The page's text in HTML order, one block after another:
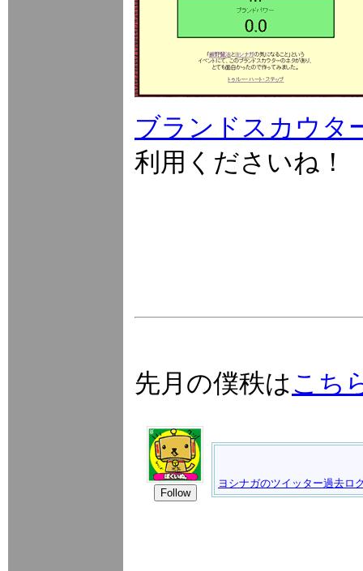
ブランドスカウタ
利用くださいね！
先月の僕秩はこち